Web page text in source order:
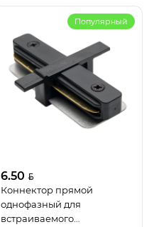
Популярный
6.50
Коннектор прямой
однофазный для
встраиваемого